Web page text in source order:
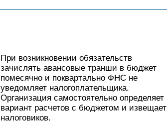
При возникновении обязательств
зачислять авансовые транши в бюджет
помесячно и поквартально ФНС не
уведомляет налогоплательщика.
Организация самостоятельно определяет
вариант расчетов с бюджетом и извещает
налоговиков.